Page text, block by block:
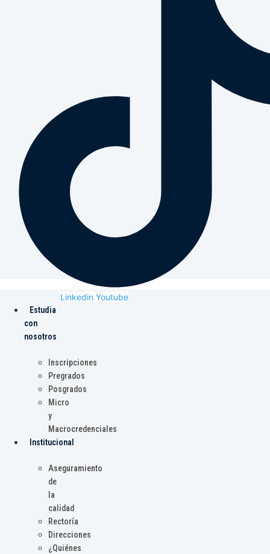
Linkedin Youtube
Estudia
con
nosotros
Inscripciones
Pregrados
Posgrados
Micro
y
Macrocredenciales
Institucional
Aseguramiento
de
la
calidad
Rectoría
Direcciones
¿Quiénes